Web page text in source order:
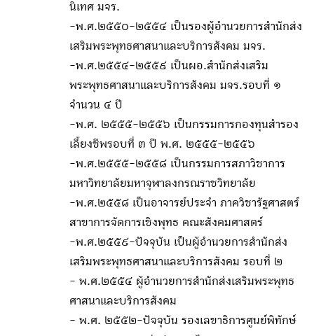
นิเทศ มจร.
-พ.ศ.๒๕๕๐-๒๕๕๔ เป็นรองผู้อำนวยการสำนักส่ง
เสริมพระพุทธศาสนาและบริการสังคม มจร.
-พ.ศ.๒๕๕๔-๒๕๕๙ เป็นผอ.สำนักส่งเสริม
พระพุทธศาสนาและบริการสังคม มจร.รอบที่ ๑
จำนวน ๔ ปี
-พ.ศ. ๒๕๕๕-๒๕๕๖ เป็นกรรมการกองทุนสำรอง
เลี้ยงชีพรอบที่ ๓ ปี พ.ศ. ๒๕๕๕-๒๕๕๖
-พ.ศ.๒๕๕๕-๒๕๕๘ เป็นกรรมการสภาวิชาการ
มหาวิทยาลัยมหาจุฬาลงกรณราชวิทยาลัย
-พ.ศ.๒๕๕๘ เป็นอาจารย์ประจำ ภาควิชารัฐศาสตร์
สาขาการจัดการเชิงพุทธ คณะสังคมศาสตร์
-พ.ศ.๒๕๕๙-ปัจจุบัน เป็นผู้อำนวยการสำนักส่ง
เสริมพระพุทธศาสนาและบริการสังคม รอบที่ ๒
- พ.ศ.๒๕๕๔ ผู้อำนวยการสำนักส่งเสริมพระพุทธ
ศาสนาและบริการสังคม
- พ.ศ. ๒๕๕๒-ปัจจุบัน รองเลขาธิการศูนย์พิทักษ์